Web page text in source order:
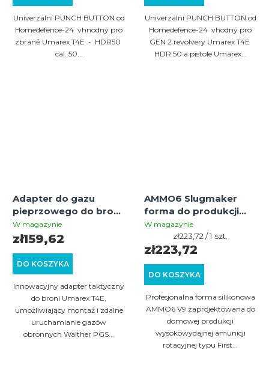
Univerzální PUNCH BUTTON od
Homedefence-24 vhnodný pro
zbraně Umarex T4E - HDR50
cal. 50...
Univerzální PUNCH BUTTON od
Homedefence-24 vhodný pro
GEN 2 revolvery Umarex T4E
HDR.50 a pistole Umarex...
Adapter do gazu
pieprzowego do broni
Umarex T4E HDR
50/TR 50, HDS 68/TS
W magazynie
DO KOSZYKA
zł159,62
Innowacyjny adapter taktyczny
do broni Umarex T4E,
umożliwiający montaż i zdalne
uruchamianie gazów
obronnych Walther PGS...
AMMO6 Slugmaker
forma do produkcji
First Strike cal .50 –
Umarex HDR 50
W magazynie
DO KOSZYKA
zł223,72
Cena
jednostkowa:
zł223,72 / 1 szt.
Profesjonalna forma silikonowa
AMMO6 V9 zaprojektowana do
domowej produkcji
wysokowydajnej amunicji
rotacyjnej typu First...